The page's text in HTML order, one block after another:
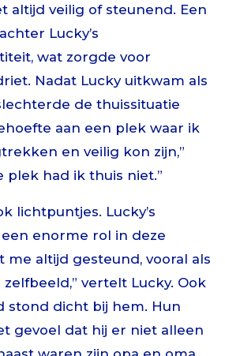
altijd veilig of steunend. Een
Lucky’s
wat zorgde voor
Nadat Lucky uitkwam als
de thuissituatie
aan een plek waar ik
en veilig kon zijn,”
plek had ik thuis niet.”
lichtpuntjes. Lucky’s
enorme rol in deze
me altijd gesteund, vooral als
vertelt Lucky. Ook
stond dicht bij hem. Hun
gevoel dat hij er niet alleen